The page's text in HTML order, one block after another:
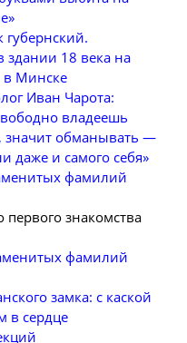
губернский.
здании 18 века на
Минске
Иван Чарота:
владеешь
обманывать —
даже и самого себя»
фамилий
знакомства
фамилий
замка: с каской
в сердце